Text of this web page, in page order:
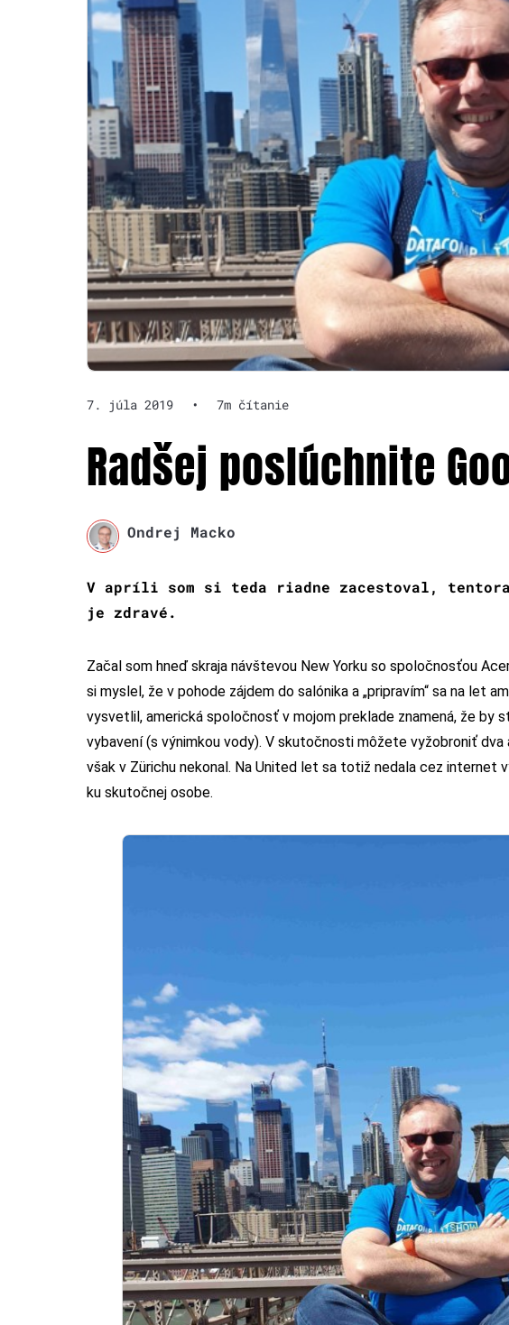
7. júla 2019 • 7m čítanie
Radšej poslúchnite
Ondrej Macko
V apríli som si teda riadne zacestoval,
je zdravé.
Začal som hneď skraja návštevou New Yorku so spoločnosťou
si myslel, že v pohode zájdem do salónika a „pripravím“ sa na let
vysvetlil, americká spoločnosť v mojom preklade znamená, že by
vybavení (s výnimkou vody). V skutočnosti môžete vyžobroniť dva
však v Zürichu nekonal. Na United let sa totiž nedala cez internet
ku skutočnej osobe.